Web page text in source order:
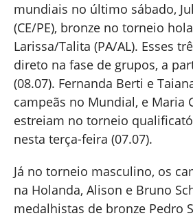
mundiais no último sábado,
(CE/PE), bronze no torneio
Larissa/Talita (PA/AL). Esses
direto na fase de grupos, a
(08.07). Fernanda Berti e
campeãs no Mundial, e Maria
estreiam no torneio
nesta terça-feira (07.07).
Já no torneio masculino, os
na Holanda, Alison e Bruno
medalhistas de bronze Pedro